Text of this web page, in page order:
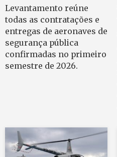
Levantamento reúne
todas as contratações e
entregas de aeronaves de
segurança pública
confirmadas no primeiro
semestre de 2026.